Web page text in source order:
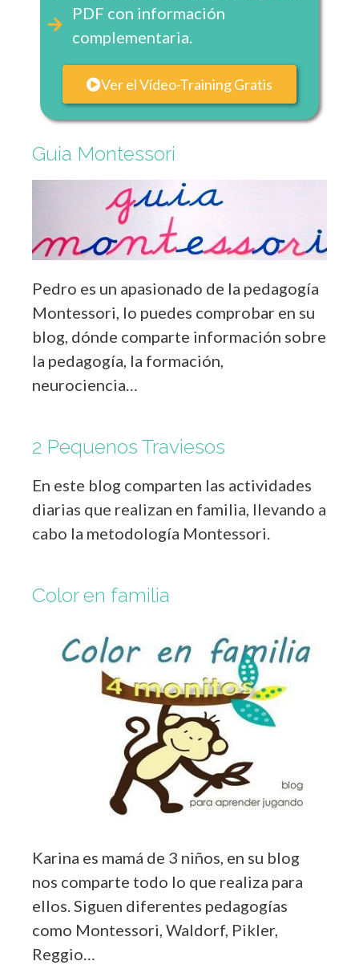
PDF con información
complementaria.
Ver el Vídeo-Training Gratis
Guia Montessori
Pedro es un apasionado de la pedagogía
Montessori, lo puedes comprobar en su
blog, dónde comparte información sobre
la pedagogía, la formación,
neurociencia…
2 Pequenos Traviesos
En este blog comparten las actividades
diarias que realizan en familia, llevando a
cabo la metodología Montessori.
Color en familia
Karina es mamá de 3 niños, en su blog
nos comparte todo lo que realiza para
ellos. Siguen diferentes pedagogías
como Montessori, Waldorf, Pikler,
Reggio…